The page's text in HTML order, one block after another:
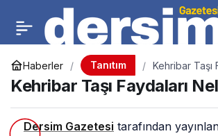
Haberler Tanıtım
Kehribar Taşı
Nelerdir?
Kehribar Taşı Faydaları
Dersim Gazetesi tarafından